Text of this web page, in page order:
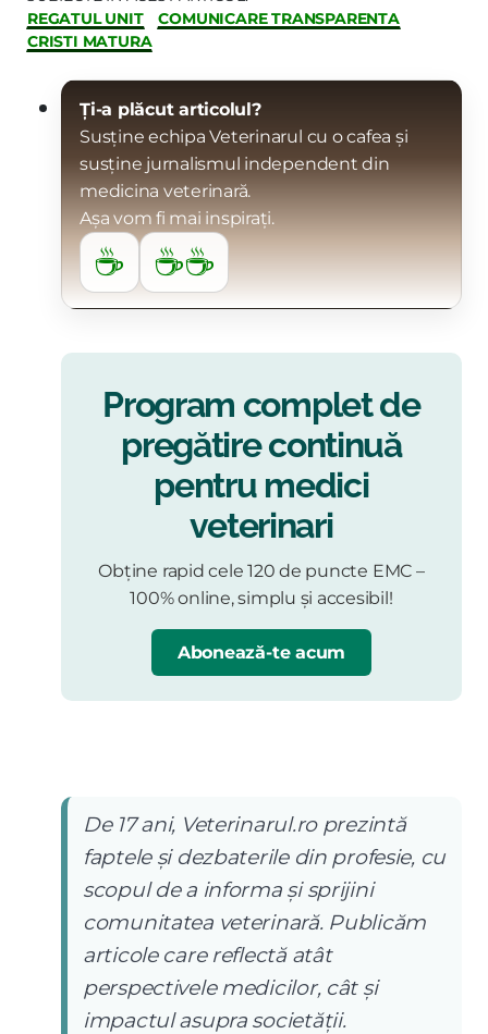
REGATUL UNIT
COMUNICARE TRANSPARENTA
CRISTI MATURA
Ți-a plăcut articolul?
Susține echipa Veterinarul cu o cafea și
susține jurnalismul independent din
medicina veterinară.
Așa vom fi mai inspirați.
☕ ☕☕
Program complet de
pregătire continuă
pentru medici
veterinari
Obține rapid cele 120 de puncte EMC –
100% online, simplu și accesibil!
Abonează-te acum
De 17 ani, Veterinarul.ro prezintă
faptele și dezbaterile din profesie, cu
scopul de a informa și sprijini
comunitatea veterinară. Publicăm
articole care reflectă atât
perspectivele medicilor, cât și
impactul asupra societății.